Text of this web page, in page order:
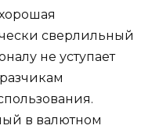
сверлильный
не уступает
в валютном